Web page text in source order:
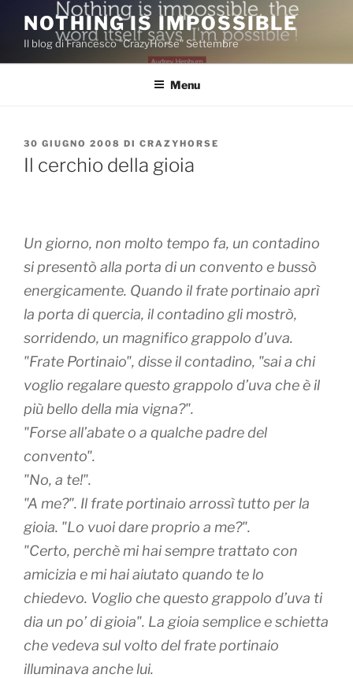
contenuto
NOTHING IS IMPOSSIBLE
Il blog di Francesco "CrazyHorse" Settembre
Menu
PUBBLICATO
IL
30 GIUGNO 2008 DI CRAZYHORSE
Il cerchio della gioia
Un giorno, non molto tempo fa, un contadino
si presentò alla porta di un convento e bussò
energicamente. Quando il frate portinaio aprì
la porta di quercia, il contadino gli mostrò,
sorridendo, un magnifico grappolo d’uva.
"Frate Portinaio", disse il contadino, "sai a chi
voglio regalare questo grappolo d’uva che è il
più bello della mia vigna?".
"Forse all’abate o a qualche padre del
convento".
"No, a te!".
"A me?". Il frate portinaio arrossì tutto per la
gioia. "Lo vuoi dare proprio a me?".
"Certo, perchè mi hai sempre trattato con
amicizia e mi hai aiutato quando te lo
chiedevo. Voglio che questo grappolo d’uva ti
dia un po’ di gioia". La gioia semplice e schietta
che vedeva sul volto del frate portinaio
illuminava anche lui.